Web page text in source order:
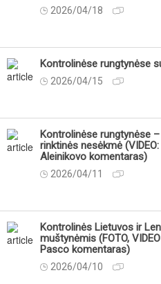
2026/04/18
Kontrolinėse rungtynėse
2026/04/15
Kontrolinėse rungtynėse
rinktinės nesėkmė
Aleinikovo komentaras)
2026/04/11
Kontrolinės Lietuvos ir
muštynėmis (FOTO,
Pasco komentaras)
2026/04/10